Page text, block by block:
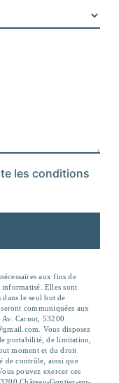
les conditions
aux fins de
informatisé. Elles sont
dans le seul but de
communiquées aux
Av. Carnot, 53200
Vous disposez
portabilité, de limitation,
moment et du droit
de contrôle, ainsi que
pouvez exercer ces